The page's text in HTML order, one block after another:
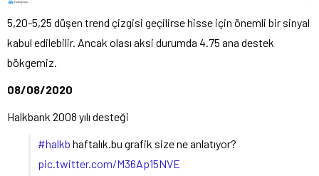
5,20-5,25 düşen trend çizgisi geçilirse hisse için önemli bir sinyal
kabul edilebilir. Ancak olası aksi durumda 4.75 ana destek
bökgemiz.
08/08/2020
Halkbank 2008 yılı desteği
#halkb haftalık.bu grafik size ne anlatıyor?
pic.twitter.com/M36Ap15NVE